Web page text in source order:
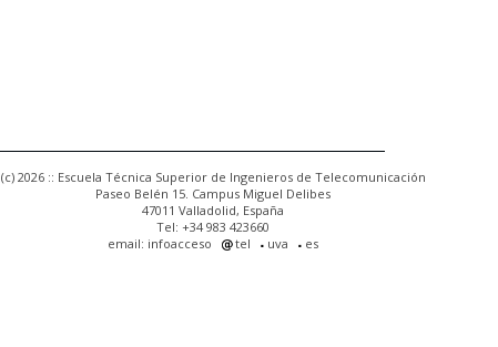
(c) 2026 :: Escuela Técnica Superior de Ingenieros de Telecomunicación
Paseo Belén 15. Campus Miguel Delibes
47011 Valladolid, España
Tel: +34 983 423660
email: infoacceso
tel uva es